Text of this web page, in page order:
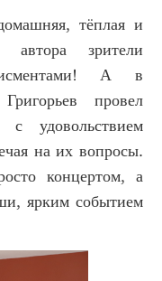
тёплая и
зрители
А в
провел
с удовольствием
на их вопросы.
концертом, а
ярким событием